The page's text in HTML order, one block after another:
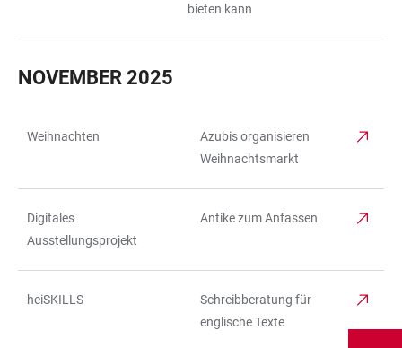
bieten kann
NOVEMBER 2025
Weihnachten
Azubis organisieren
Weihnachtsmarkt
Digitales
Ausstellungsprojekt
Antike zum Anfassen
heiSKILLS
Schreibberatung für
englische Texte